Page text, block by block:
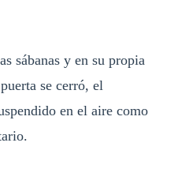
sábanas y en su propia
se cerró, el
en el aire como